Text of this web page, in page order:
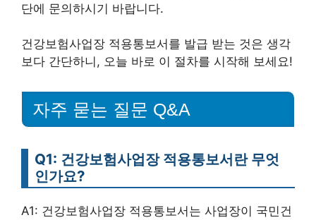
단에 문의하시기 바랍니다.
건강보험사업장 적용통보서를 발급 받는 것은 생각
보다 간단하니, 오늘 바로 이 절차를 시작해 보세요!
자주 묻는 질문 Q&A
Q1: 건강보험사업장 적용통보서란 무엇
인가요?
A1: 건강보험사업장 적용통보서는 사업장이 국민건